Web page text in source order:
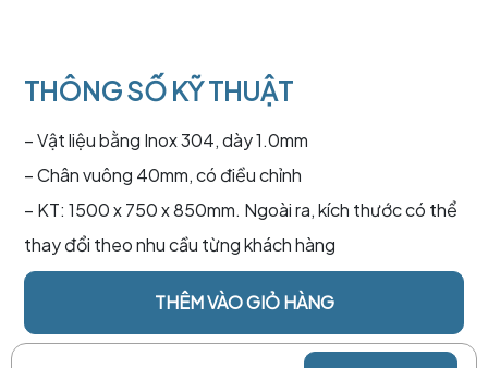
THÔNG SỐ KỸ THUẬT
– Vật liệu bằng Inox 304, dày 1.0mm
– Chân vuông 40mm, có điều chỉnh
– KT: 1500 x 750 x 850mm. Ngoài ra, kích thước có thể
thay đổi theo nhu cầu từng khách hàng
THÊM VÀO GIỎ HÀNG